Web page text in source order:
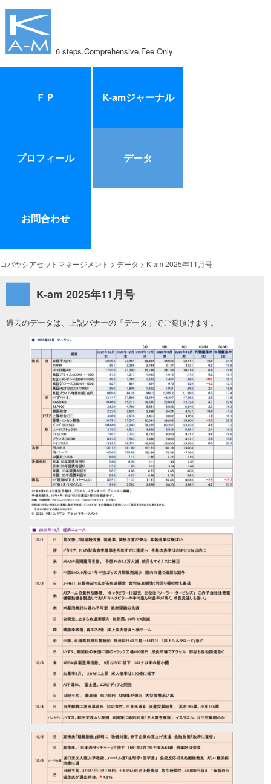
6 steps.Comprehensive.Fee Only
ＦＰ K-amジャーナル
プロフィール データ
お問合わせ
コバヤシアセットマネージメント > データ > K-am 2025年11月号
K-am 2025年11月号
過去のデータは、上記バナーの「データ」でご覧頂けます。